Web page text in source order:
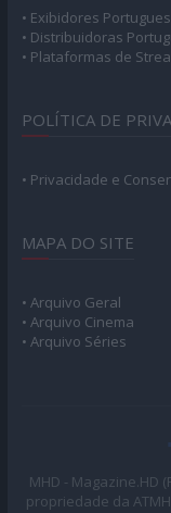
• Exibidores
• Distribuidoras
• Plataformas de
POLÍTICA DE
• Privacidade e
MAPA DO SITE
• Arquivo Geral
• Arquivo Cinema
• Arquivo Séries
MHD - Magazine.HD
propriedade da